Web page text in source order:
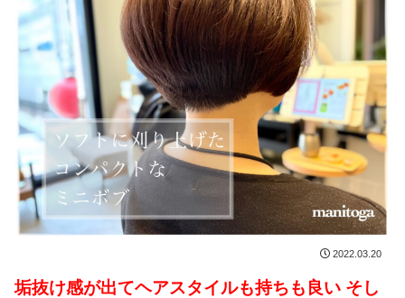
2022.03.20
垢抜け感が出てヘアスタイルも持ちも良い そし